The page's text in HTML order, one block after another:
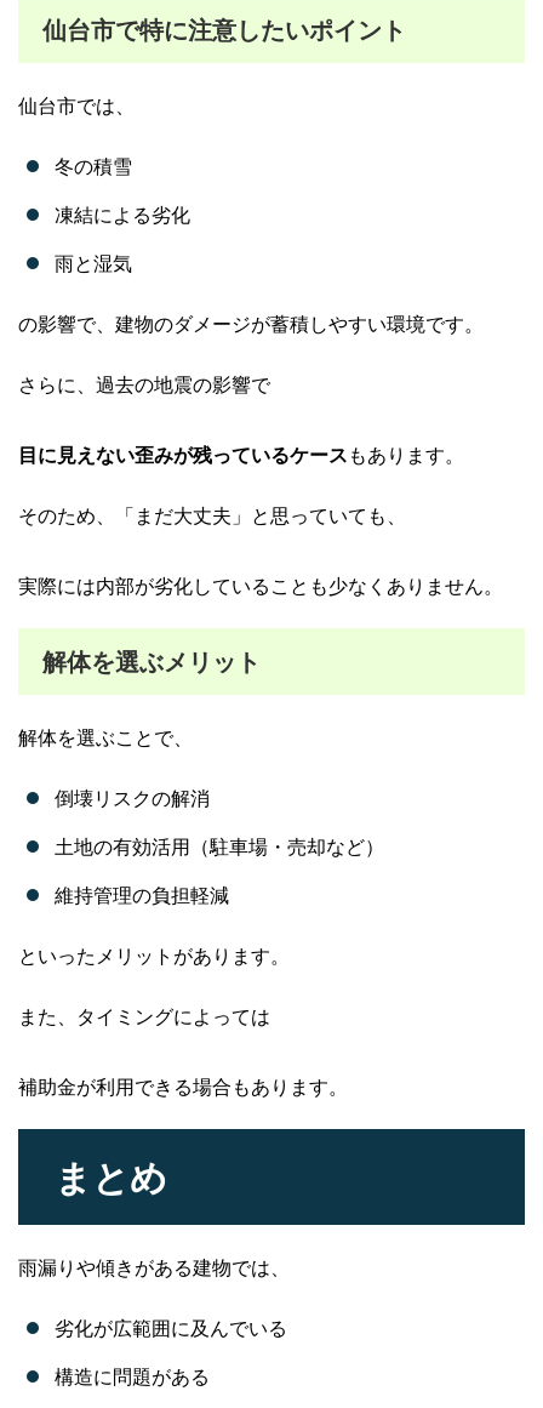
仙台市で特に注意したいポイント
仙台市では、
冬の積雪
凍結による劣化
雨と湿気
の影響で、建物のダメージが蓄積しやすい環境です。
さらに、過去の地震の影響で
目に見えない歪みが残っているケース もあります。
そのため、「まだ大丈夫」と思っていても、
実際には内部が劣化していることも少なくありません。
解体を選ぶメリット
解体を選ぶことで、
倒壊リスクの解消
土地の有効活用（駐車場・売却など）
維持管理の負担軽減
といったメリットがあります。
また、タイミングによっては
補助金が利用できる場合もあります。
まとめ
雨漏りや傾きがある建物では、
劣化が広範囲に及んでいる
構造に問題がある